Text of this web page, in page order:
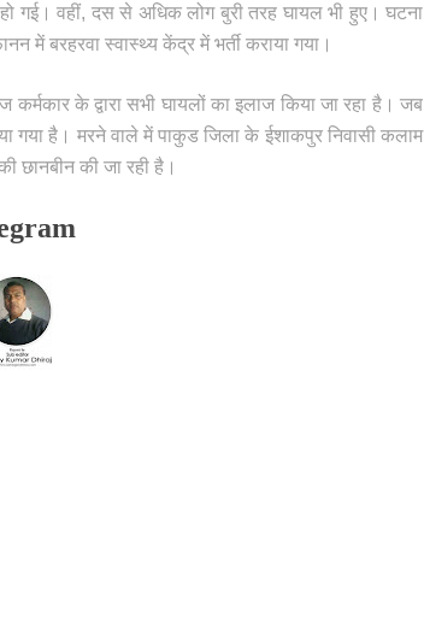
गई। वहीं, दस से अधिक लोग बुरी तरह घायल भी हुए। घटना
में बरहरवा स्वास्थ्य केंद्र में भर्ती कराया गया।
कर्मकार के द्वारा सभी घायलों का इलाज किया जा रहा है। जब
गया है। मरने वाले में पाकुड जिला के ईशाकपुर निवासी कलाम
छानबीन की जा रही है।